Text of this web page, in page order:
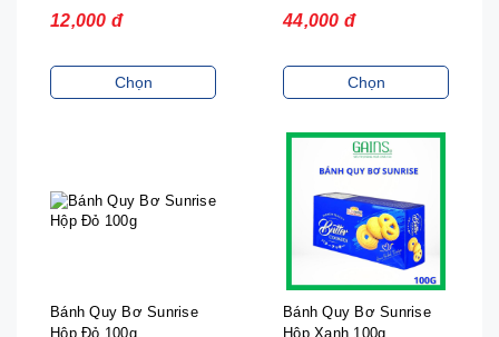
12,000 đ
Chọn
44,000 đ
Chọn
Bánh Quy Bơ Sunrise
Hộp Đỏ 100g
Bánh Quy Bơ Sunrise
Hộp Xanh 100g